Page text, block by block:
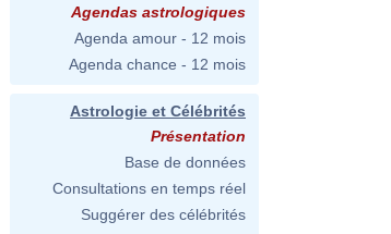
Agendas astrologiques
Agenda amour - 12 mois
Agenda chance - 12 mois
Astrologie et Célébrités
Présentation
Base de données
Consultations en temps réel
Suggérer des célébrités